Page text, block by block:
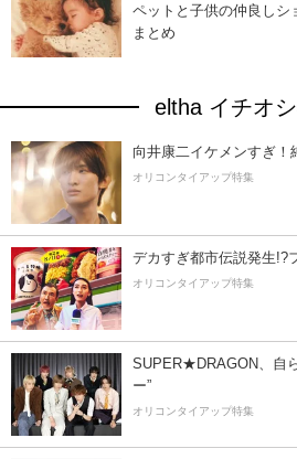
ペットと子供の仲良しシ
まとめ
eltha イチオ
向井康二イケメンすぎ！
オリコンタイアップ特集
デカすぎ都市伝説発生!?
オリコンタイアップ特集
SUPER★DRAGON、自
ー”
オリコンタイアップ特集